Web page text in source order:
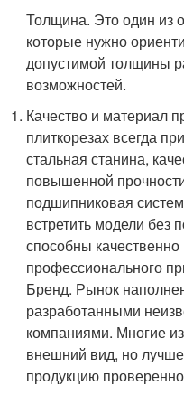
Толщина. Это один из
которые нужно
допустимой толщины
возможностей.
Качество и материал
плиткорезах всегда
стальная станина,
повышенной
подшипниковая
встретить модели без
способны
профессионального
Бренд. Рынок
разработанными
компаниями. Многие
внешний вид, но лучше
продукцию